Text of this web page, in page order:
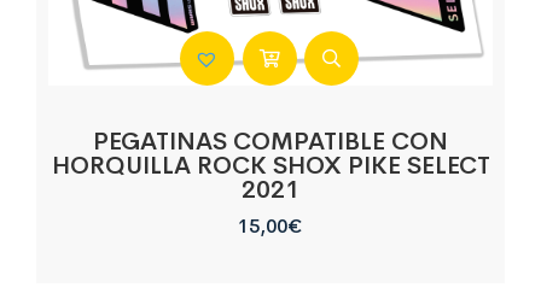
PEGATINAS COMPATIBLE CON
HORQUILLA ROCK SHOX PIKE SELECT
2021
15,00€